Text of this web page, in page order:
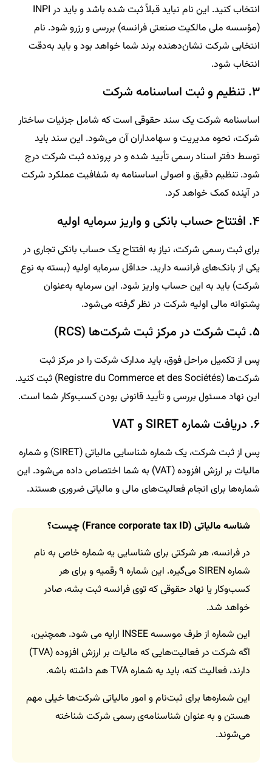
انتخاب کنید. این نام نباید قبلاً ثبت شده باشد و باید در INPI
(مؤسسه ملی مالکیت صنعتی فرانسه) بررسی و رزرو شود. نام
انتخابی شرکت نشان‌دهنده برند شما خواهد بود و باید به‌دقت
انتخاب شود.
۳. تنظیم و ثبت اساسنامه شرکت
اساسنامه شرکت یک سند حقوقی است که شامل جزئیات ساختار
شرکت، نحوه مدیریت و سهامداران آن می‌شود. این سند باید
توسط دفتر اسناد رسمی تأیید شده و در پرونده ثبت شرکت درج
شود. تنظیم دقیق و اصولی اساسنامه به شفافیت عملکرد شرکت
در آینده کمک خواهد کرد.
۴. افتتاح حساب بانکی و واریز سرمایه اولیه
برای ثبت رسمی شرکت، نیاز به افتتاح یک حساب بانکی تجاری در
یکی از بانک‌های فرانسه دارید. حداقل سرمایه اولیه (بسته به نوع
شرکت) باید به این حساب واریز شود. این سرمایه به‌عنوان
پشتوانه مالی اولیه شرکت در نظر گرفته می‌شود.
۵. ثبت شرکت در مرکز ثبت شرکت‌ها (RCS)
پس از تکمیل مراحل فوق، باید مدارک شرکت را در مرکز ثبت
شرکت‌ها (Registre du Commerce et des Sociétés) ثبت کنید.
این نهاد مسئول بررسی و تأیید قانونی بودن کسب‌وکار شما است.
۶. دریافت شماره SIRET و VAT
پس از ثبت شرکت، یک شماره شناسایی مالیاتی (SIRET) و شماره
مالیات بر ارزش افزوده (VAT) به شما اختصاص داده می‌شود. این
شماره‌ها برای انجام فعالیت‌های مالی و مالیاتی ضروری هستند.
شناسه مالیاتی (France corporate tax ID) چیست؟
در فرانسه، هر شرکتی برای شناسایی یه شماره خاص به نام
شماره SIREN می‌گیره. این شماره ۹ رقمیه و برای هر
کسب‌وکار یا نهاد حقوقی که توی فرانسه ثبت بشه، صادر
خواهد شد.
این شماره از طرف موسسه INSEE ارایه می شود. همچنین،
اگه شرکت در فعالیت‌هایی که مالیات بر ارزش افزوده (TVA)
دارند، فعالیت کنه، باید یه شماره TVA هم داشته باشه.
این شماره‌ها برای ثبت‌نام و امور مالیاتی شرکت‌ها خیلی مهم
هستن و به عنوان شناسنامه‌ی رسمی شرکت شناخته
می‌شوند.